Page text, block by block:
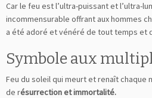
Car le feu est l’ultra-puissant et l’ultra-
incommensurable offrant aux hommes
a été adoré et vénéré de tout temps et
Symbole aux
Feu du soleil qui meurt et renaît chaque
de résurrection et immortalité.